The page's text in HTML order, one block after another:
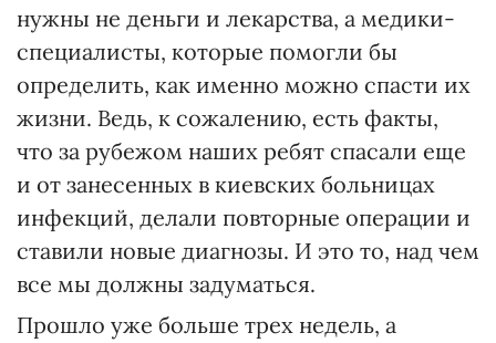
нужны не деньги и лекарства, а медики-
специалисты, которые помогли бы
определить, как именно можно спасти их
жизни. Ведь, к сожалению, есть факты,
что за рубежом наших ребят спасали еще
и от занесенных в киевских больницах
инфекций, делали повторные операции и
ставили новые диагнозы. И это то, над чем
все мы должны задуматься.
Прошло уже больше трех недель, а